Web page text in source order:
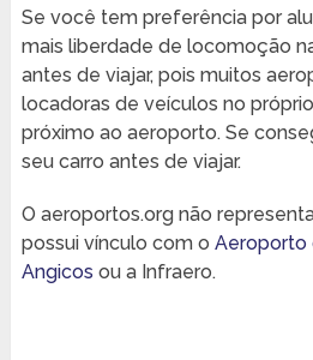
Se você tem preferência por
mais liberdade de locomoção
antes de viajar, pois muitos
locadoras de veículos no
próximo ao aeroporto. Se
seu carro antes de viajar.
O aeroportos.org não
possui vínculo com o Aeroporto
Angicos ou a Infraero.